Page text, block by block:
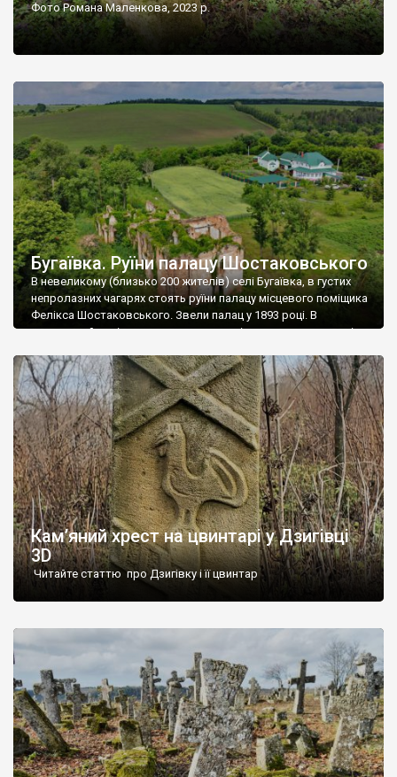
Фото Романа Маленкова, 2023 р.
Бугаївка. Руїни палацу Шостаковського
В невеликому (близько 200 жителів) селі Бугаївка, в густих
непролазних чагарях стоять руїни палацу місцевого поміщика
Фелікса Шостаковського. Звели палац у 1893 році. В
радянський період у ньому спочатку містилася школа, потім
століття тут розмістили туберкульозну лікарню. Коли із
палацу виїхала лікарня – ми точно не […]
Кам’яний хрест на цвинтарі у Дзигівці
3D
Читайте статтю про Дзигівку і її цвинтар